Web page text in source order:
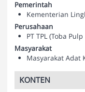
Pemerintah
Kementerian
Perusahaan
PT TPL (Toba
Masyarakat
Masyarakat Adat
KONTEN